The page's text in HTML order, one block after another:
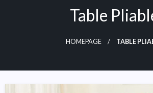
Table
HOMEPAGE TABLE